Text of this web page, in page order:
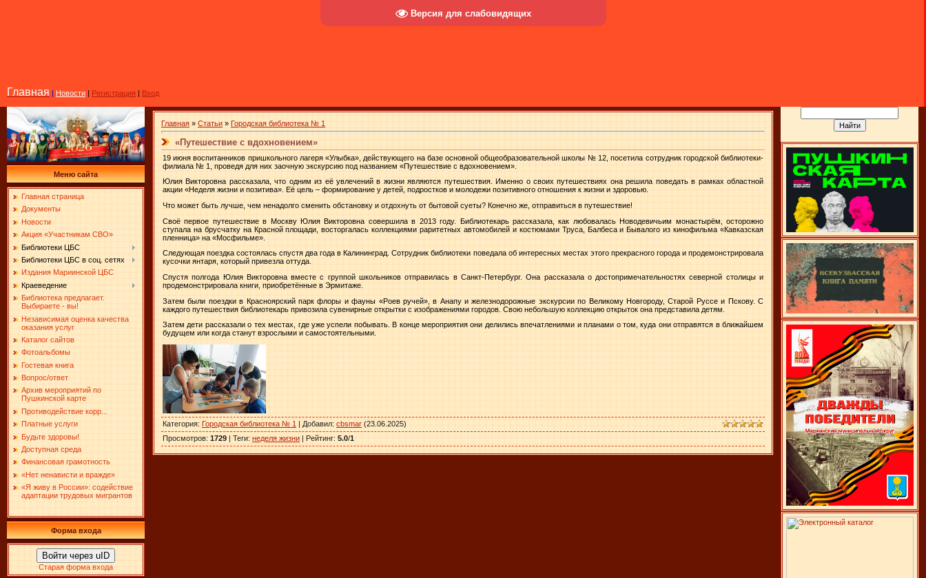
Версия для слабовидящих
Главная | Новости | Регистрация | Вход
Меню сайта
Главная страница
Документы
Новости
Акция «Участникам СВО»
Библиотеки ЦБС
Библиотеки ЦБС в соц. сетях
Издания Мариинской ЦБС
Краеведение
Библиотека предлагает.
Выбираете - вы!
Независимая оценка качества
оказания услуг
Каталог сайтов
Фотоальбомы
Гостевая книга
Вопрос/ответ
Архив мероприятий по
Пушкинской карте
Противодействие корр...
Платные услуги
Будьте здоровы!
Доступная среда
Финансовая грамотность
«Нет ненависти и вражде»
«Я живу в России»: содействие
адаптации трудовых мигрантов
Форма входа
Войти через uID
Старая форма входа
Главная » Статьи » Городская библиотека № 1
«Путешествие с вдохновением»
19 июня воспитанников пришкольного лагеря «Улыбка», действующего на базе основной общеобразовательной школы № 12, посетила сотрудник городской библиотеки-
филиала № 1, проведя для них заочную экскурсию под названием «Путешествие с вдохновением».
Юлия Викторовна рассказала, что одним из её увлечений в жизни являются путешествия. Именно о своих путешествиях она решила поведать в рамках областной
акции «Неделя жизни и позитива». Её цель – формирование у детей, подростков и молодежи позитивного отношения к жизни и здоровью.
Что может быть лучше, чем ненадолго сменить обстановку и отдохнуть от бытовой суеты? Конечно же, отправиться в путешествие!
Своё первое путешествие в Москву Юлия Викторовна совершила в 2013 году. Библиотекарь рассказала, как любовалась Новодевичьим монастырём, осторожно
ступала на брусчатку на Красной площади, восторгалась коллекциями раритетных автомобилей и костюмами Труса, Балбеса и Бывалого из кинофильма «Кавказская
пленница» на «Мосфильме».
Следующая поездка состоялась спустя два года в Калининград. Сотрудник библиотеки поведала об интересных местах этого прекрасного города и продемонстрировала
кусочки янтаря, который привезла оттуда.
Спустя полгода Юлия Викторовна вместе с группой школьников отправилась в Санкт-Петербург. Она рассказала о достопримечательностях северной столицы и
продемонстрировала книги, приобретённые в Эрмитаже.
Затем были поездки в Красноярский парк флоры и фауны «Роев ручей», в Анапу и железнодорожные экскурсии по Великому Новгороду, Старой Руссе и Пскову. С
каждого путешествия библиотекарь привозила сувенирные открытки с изображениями городов. Свою небольшую коллекцию открыток она представила детям.
Затем дети рассказали о тех местах, где уже успели побывать. В конце мероприятия они делились впечатлениями и планами о том, куда они отправятся в ближайшем
будущем или когда станут взрослыми и самостоятельными.
Категория: Городская библиотека № 1 | Добавил: cbsmar (23.06.2025)
Просмотров: 1729 | Теги: неделя жизни | Рейтинг: 5.0/1